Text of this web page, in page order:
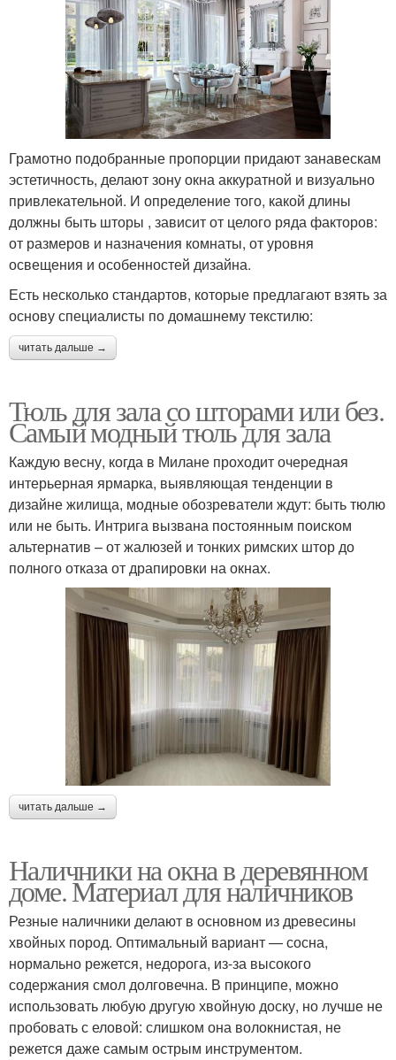
Грамотно подобранные пропорции придают занавескам
эстетичность, делают зону окна аккуратной и визуально
привлекательной. И определение того, какой длины
должны быть шторы , зависит от целого ряда факторов:
от размеров и назначения комнаты, от уровня
освещения и особенностей дизайна.
Есть несколько стандартов, которые предлагают взять за
основу специалисты по домашнему текстилю:
читать дальше →
Тюль для зала со шторами или без.
Самый модный тюль для зала
Каждую весну, когда в Милане проходит очередная
интерьерная ярмарка, выявляющая тенденции в
дизайне жилища, модные обозреватели ждут: быть тюлю
или не быть. Интрига вызвана постоянным поиском
альтернатив – от жалюзей и тонких римских штор до
полного отказа от драпировки на окнах.
читать дальше →
Наличники на окна в деревянном
доме. Материал для наличников
Резные наличники делают в основном из древесины
хвойных пород. Оптимальный вариант — сосна,
нормально режется, недорога, из-за высокого
содержания смол долговечна. В принципе, можно
использовать любую другую хвойную доску, но лучше не
пробовать с еловой: слишком она волокнистая, не
режется даже самым острым инструментом.